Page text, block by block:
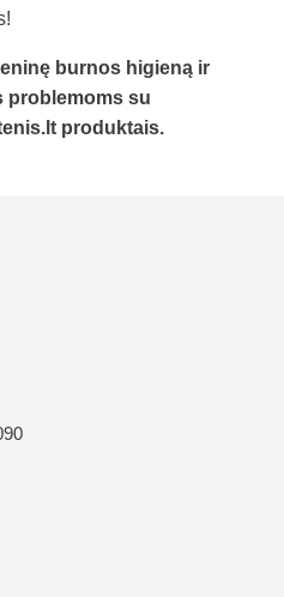
burnos higieną ir
problemoms su
produktais.